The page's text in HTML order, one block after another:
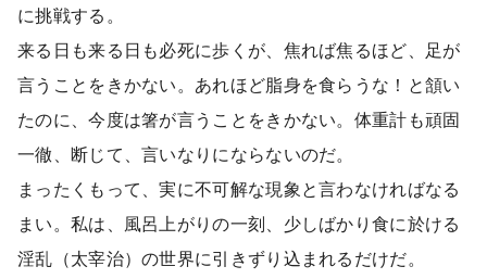
に挑戦する。
来る日も来る日も必死に歩くが、焦れば焦るほど、足が
言うことをきかない。あれほど脂身を食らうな！と頷い
たのに、今度は箸が言うことをきかない。体重計も頑固
一徹、断じて、言いなりにならないのだ。
まったくもって、実に不可解な現象と言わなければなる
まい。私は、風呂上がりの一刻、少しばかり食に於ける
淫乱（太宰治）の世界に引きずり込まれるだけだ。